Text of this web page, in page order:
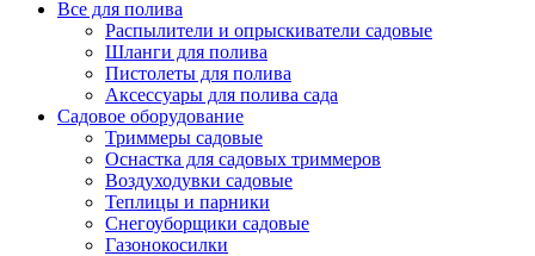
Все для полива
Распылители и опрыскиватели садовые
Шланги для полива
Пистолеты для полива
Аксессуары для полива сада
Садовое оборудование
Триммеры садовые
Оснастка для садовых триммеров
Воздуходувки садовые
Теплицы и парники
Снегоуборщики садовые
Газонокосилки